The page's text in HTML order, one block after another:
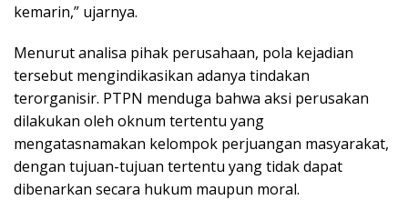
kemarin,” ujarnya.
Menurut analisa pihak perusahaan, pola kejadian
tersebut mengindikasikan adanya tindakan
terorganisir. PTPN menduga bahwa aksi perusakan
dilakukan oleh oknum tertentu yang
mengatasnamakan kelompok perjuangan masyarakat,
dengan tujuan-tujuan tertentu yang tidak dapat
dibenarkan secara hukum maupun moral.